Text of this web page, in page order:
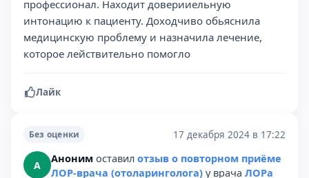
профессионал. Находит доверииельную
интонацию к пациенту. Доходчиво обьяснила
медицинскую проблему и назначила лечение,
которое лействительно помогло
Лайк
Без оценки 17 декабря 2024 в 17:22
А Аноним оставил отзыв о повторном приёме
ЛОР-врача (отоларинголога) у врача ЛОРа